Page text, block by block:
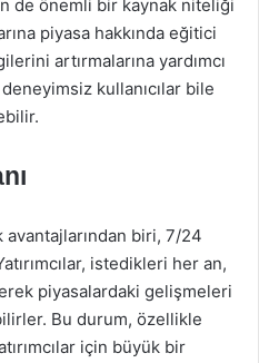
de önemli bir kaynak niteliği
piyasa hakkında eğitici
artırmalarına yardımcı
kullanıcılar bile
avantajlarından biri, 7/24
istedikleri her an,
piyasalardaki gelişmeleri
Bu durum, özellikle
için büyük bir